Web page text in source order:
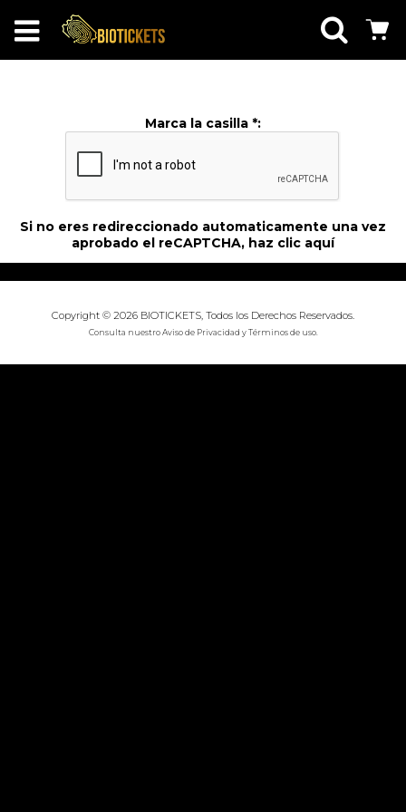
Marca la casilla *:
Si no eres redireccionado automaticamente una vez
aprobado el reCAPTCHA, haz clic aquí
Copyright © 2026 BIOTICKETS, Todos los Derechos Reservados.
Consulta nuestroAviso de Privacidad yTérminos de uso.